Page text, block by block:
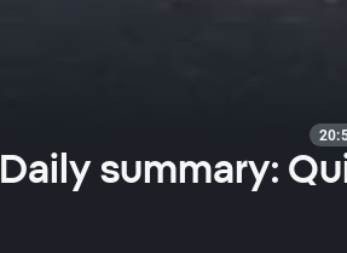
Daily summary: